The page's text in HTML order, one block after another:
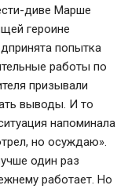
диве Марше
героине
попытка
работы по
призывали
выводы. И то
напоминала
но осуждаю».
один раз
работает. Но